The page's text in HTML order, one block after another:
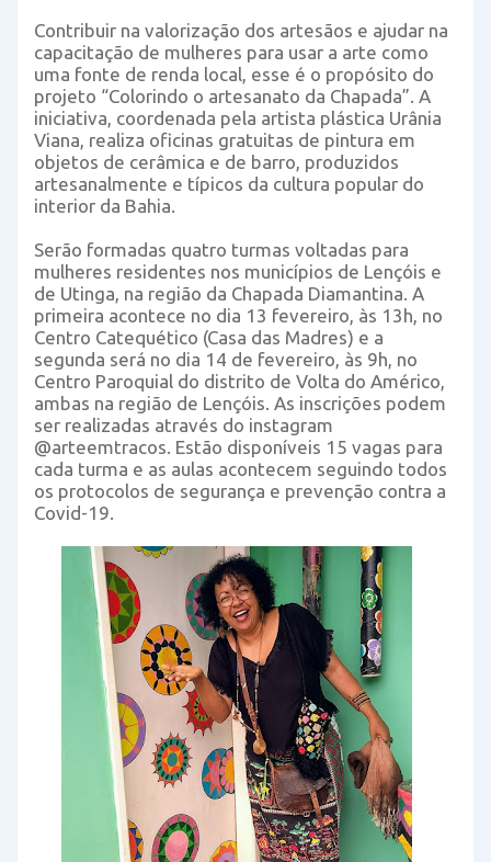
Contribuir na valorização dos artesãos e ajudar na
capacitação de mulheres para usar a arte como
uma fonte de renda local, esse é o propósito do
projeto “Colorindo o artesanato da Chapada”. A
iniciativa, coordenada pela artista plástica Urânia
Viana, realiza oficinas gratuitas de pintura em
objetos de cerâmica e de barro, produzidos
artesanalmente e típicos da cultura popular do
interior da Bahia.
Serão formadas quatro turmas voltadas para
mulheres residentes nos municípios de Lençóis e
de Utinga, na região da Chapada Diamantina. A
primeira acontece no dia 13 fevereiro, às 13h, no
Centro Catequético (Casa das Madres) e a
segunda será no dia 14 de fevereiro, às 9h, no
Centro Paroquial do distrito de Volta do Américo,
ambas na região de Lençóis. As inscrições podem
ser realizadas através do instagram
@arteemtracos. Estão disponíveis 15 vagas para
cada turma e as aulas acontecem seguindo todos
os protocolos de segurança e prevenção contra a
Covid-19.